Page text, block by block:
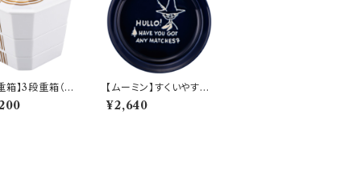
箱】3段重箱（金
YMK140】YM
【ムーミン】すくいやすい
カレー皿（スナフキン）
【MM9000】MM900
¥2,640